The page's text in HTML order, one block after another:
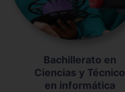
Bachillerato en
Ciencias y Técnico
en informática